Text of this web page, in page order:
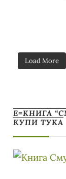
Load More
Е=КНИГА
КУПИ ТУКА